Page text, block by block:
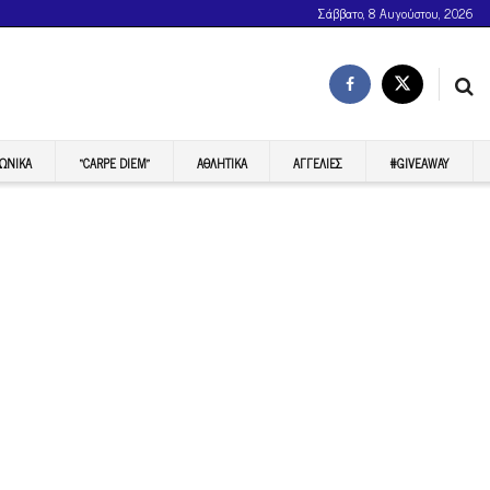
Σάββατο, 8 Αυγούστου, 2026
“CARPE DIEM” ΑΘΛΗΤΙΚΆ ΑΓΓΕΛΊΕΣ #GIVEAWAY